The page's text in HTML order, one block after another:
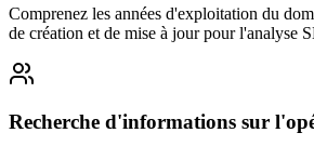
Comprenez les années d'exploitation du
de création et de mise à jour pour l'analyse
Recherche d'informations sur